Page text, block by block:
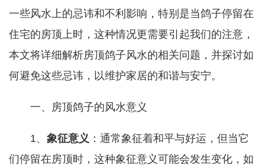
一些风水上的忌讳和不利影响，特别是当鸽子停留在
住宅的房顶上时，这种情况更需要引起我们的注意，
本文将详细解析房顶鸽子风水的相关问题，并探讨如
何避免这些忌讳，以维护家居的和谐与安宁。
一、房顶鸽子的风水意义
1、 象征意义 ：通常象征着和平与好运，但当它
们停留在房顶时，这种象征意义可能会发生变化，如